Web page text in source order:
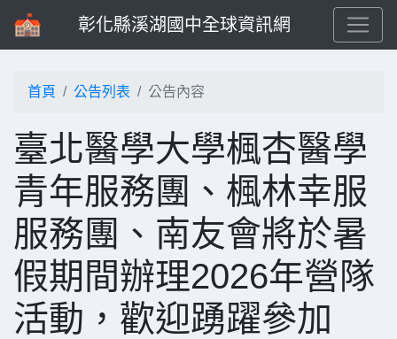
彰化縣溪湖國中全球資訊網
首頁 公告列表 公告內容
臺北醫學大學楓杏醫學
青年服務團、楓林幸服
服務團、南友會將於暑
假期間辦理2026年營隊
活動，歡迎踴躍參加